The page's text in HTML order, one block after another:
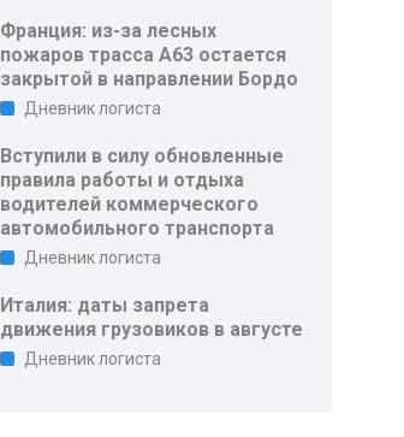
Франция: из-за лесных
пожаров трасса A63 остается
закрытой в направлении Бордо
Дневник логиста
Вступили в силу обновленные
правила работы и отдыха
водителей коммерческого
автомобильного транспорта
Дневник логиста
Италия: даты запрета
движения грузовиков в августе
Дневник логиста